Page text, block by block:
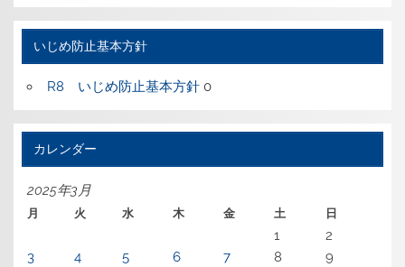
いじめ防止基本方針
R8 いじめ防止基本方針0
カレンダー
2025年3月
月 火 水 木 金 土 日
1
2
3
4 5 6 7 8
9